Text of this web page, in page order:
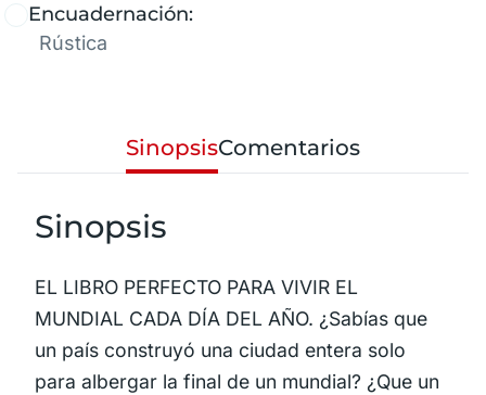
Encuadernación:
Rústica
SinopsisComentarios
Sinopsis
EL LIBRO PERFECTO PARA VIVIR EL
MUNDIAL CADA DÍA DEL AÑO. ¿Sabías que
un país construyó una ciudad entera solo
para albergar la final de un mundial? ¿Que un